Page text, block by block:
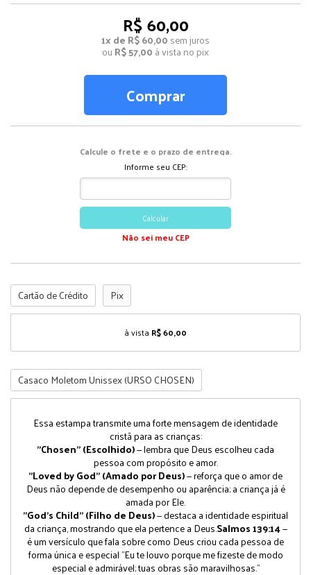
R$ 60,00
1x de R$ 60,00 sem juros
ou R$ 57,00 à vista no pix
Comprar
Calcule o frete e o prazo de entrega.
Informe seu CEP:
Calcular
Não sei meu CEP
Cartão de Crédito Pix
à vista R$ 60,00
Casaco Moletom Unissex (URSO CHOSEN)
Essa estampa transmite uma forte mensagem de identidade
cristã para as crianças:
"Chosen" (Escolhido)— lembra que Deus escolheu cada
pessoa com propósito e amor.
"Loved by God" (Amado por Deus)— reforça que o amor de
Deus não depende de desempenho ou aparência; a criança já é
amada por Ele.
"God's Child" (Filho de Deus)— destaca a identidade espiritual
da criança, mostrando que ela pertence a Deus.Salmos 139:14—
é um versículo que fala sobre como Deus criou cada pessoa de
forma única e especial "Eu te louvo porque me fizeste de modo
especial e admirável; tuas obras são maravilhosas."